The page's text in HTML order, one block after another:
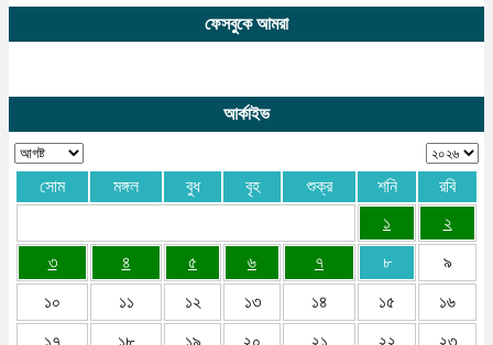
ফেসবুকে আমরা
আর্কাইভ
সোম মঙ্গল বুধ বৃহ শুক্র শনি
রবি
১
২
৩ ৪ ৫ ৬ ৭ ৮ ৯
১০ ১১ ১২ ১৩ ১৪ ১৫ ১৬